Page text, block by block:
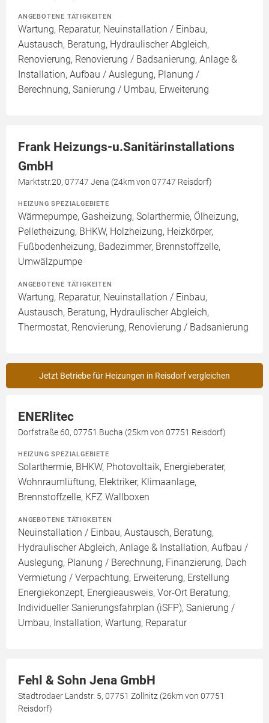
ANGEBOTENE TÄTIGKEITEN
Wartung, Reparatur, Neuinstallation / Einbau,
Austausch, Beratung, Hydraulischer Abgleich,
Renovierung, Renovierung / Badsanierung, Anlage &
Installation, Aufbau / Auslegung, Planung /
Berechnung, Sanierung / Umbau, Erweiterung
Frank Heizungs-u.Sanitärinstallations
GmbH
Marktstr.20, 07747 Jena (24km von 07747 Reisdorf)
HEIZUNG SPEZIALGEBIETE
Wärmepumpe, Gasheizung, Solarthermie, Ölheizung,
Pelletheizung, BHKW, Holzheizung, Heizkörper,
Fußbodenheizung, Badezimmer, Brennstoffzelle,
Umwälzpumpe
ANGEBOTENE TÄTIGKEITEN
Wartung, Reparatur, Neuinstallation / Einbau,
Austausch, Beratung, Hydraulischer Abgleich,
Thermostat, Renovierung, Renovierung / Badsanierung
Jetzt Betriebe für Heizungen in Reisdorf vergleichen
ENERlitec
Dorfstraße 60, 07751 Bucha (25km von 07751 Reisdorf)
HEIZUNG SPEZIALGEBIETE
Solarthermie, BHKW, Photovoltaik, Energieberater,
Wohnraumlüftung, Elektriker, Klimaanlage,
Brennstoffzelle, KFZ Wallboxen
ANGEBOTENE TÄTIGKEITEN
Neuinstallation / Einbau, Austausch, Beratung,
Hydraulischer Abgleich, Anlage & Installation, Aufbau /
Auslegung, Planung / Berechnung, Finanzierung, Dach
Vermietung / Verpachtung, Erweiterung, Erstellung
Energiekonzept, Energieausweis, Vor-Ort Beratung,
Individueller Sanierungsfahrplan (iSFP), Sanierung /
Umbau, Installation, Wartung, Reparatur
Fehl & Sohn Jena GmbH
Stadtrodaer Landstr. 5, 07751 Zöllnitz (26km von 07751
Reisdorf)